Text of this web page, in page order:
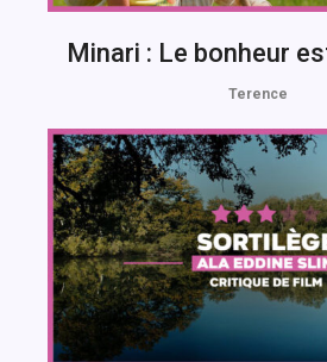
Minari : Le bonheur
Terence